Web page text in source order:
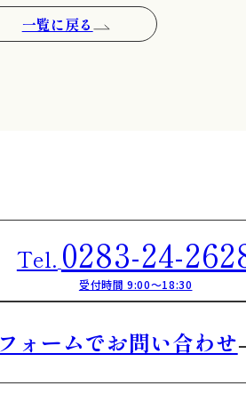
一覧に戻る
Tel. 0283-24-
受付時間 9:00～18:30
フォームでお問い合わせ